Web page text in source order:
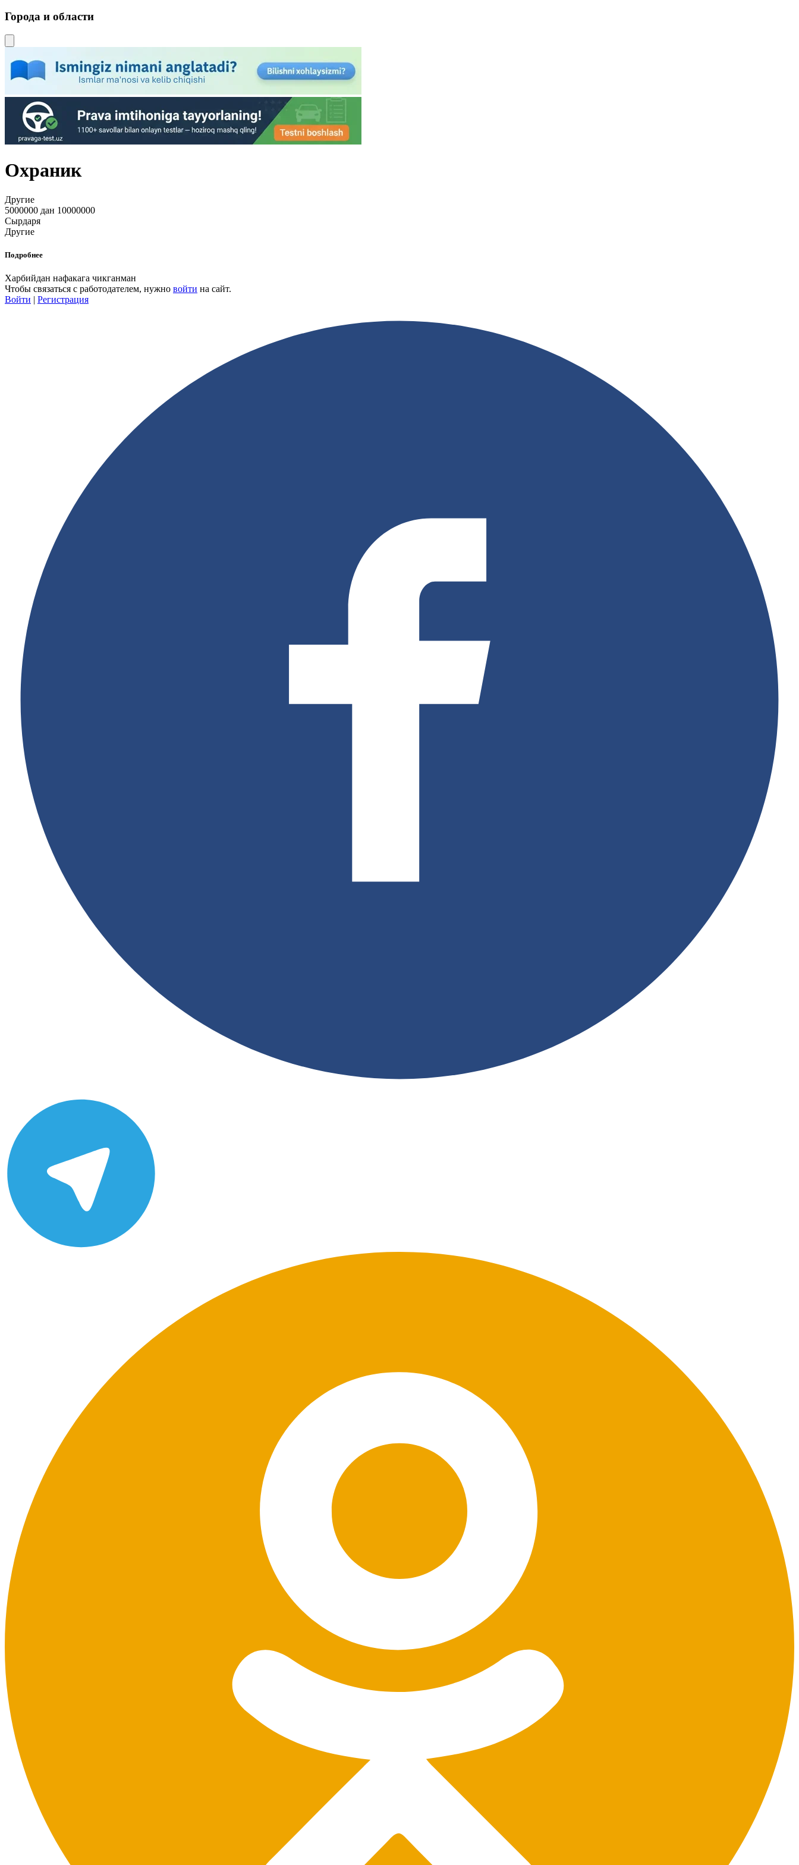
Города и области
Охраник
Другие
5000000 дан 10000000
Сырдаря
Другие
Подробнее
Харбийдан нафакага чикганман
Чтобы связаться с работодателем, нужно войти на сайт.
Войти | Регистрация